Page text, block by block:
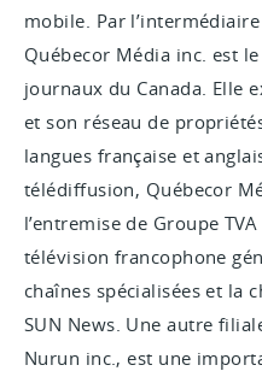
mobile. Par
Québecor Média inc. est
journaux du Canada. Elle
et son réseau de
langues française et
télédiffusion, Québecor
l’entremise de Groupe
télévision francophone
chaînes spécialisées et la
SUN News. Une autre
Nurun inc., est une